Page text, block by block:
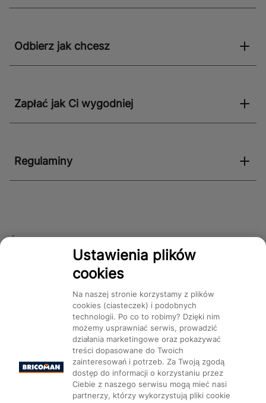
Odbierz jak chcesz
Zapłać jak Ci wygodniej
Regulaminy
Śledź nas!
Mapa Strony: Kategorie Produkty Marki CMS
Ustawienia plików
cookies
Na naszej stronie korzystamy z plików
cookies (ciasteczek) i podobnych
technologii. Po co to robimy? Dzięki nim
możemy usprawniać serwis, prowadzić
działania marketingowe oraz pokazywać
treści dopasowane do Twoich
zainteresowań i potrzeb. Za Twoją zgodą
dostęp do informacji o korzystaniu przez
Ciebie z naszego serwisu mogą mieć nasi
partnerzy, którzy wykorzystują pliki cookie